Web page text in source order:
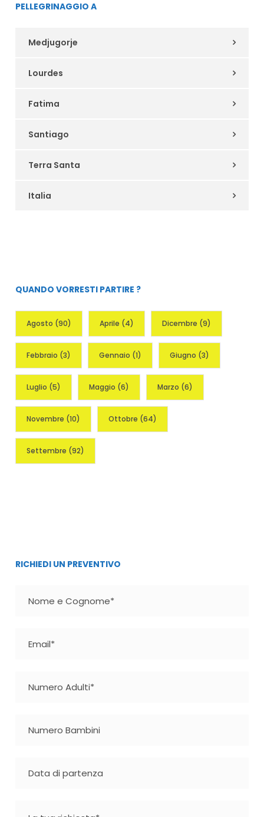
PELLEGRINAGGIO A
Medjugorje
Lourdes
Fatima
Santiago
Terra Santa
Italia
QUANDO VORRESTI PARTIRE ?
Agosto (90) Aprile (4) Dicembre (9)
Febbraio (3) Gennaio (1) Giugno (3)
Luglio (5) Maggio (6) Marzo (6)
Novembre (10) Ottobre (64)
Settembre (92)
RICHIEDI UN PREVENTIVO